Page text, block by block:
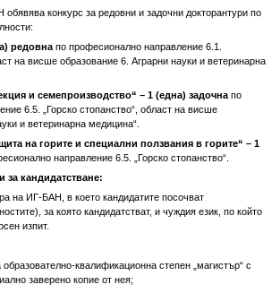
обявява конкурс за редовни и задочни докторантури по
редовнапо професионално направление 6.1.
на висше образование 6. Аграрни науки и ветеринарна
и семепроизводство“ – 1 (една) задочнапо
6.5. „Горско стопанство“, област на висше
и ветеринарна медицина“.
на горите и специални ползвания в горите“ – 1
направление 6.5. „Горско стопанство“.
за кандидатстване:
на ИГ-БАН, в което кандидатите посочват
за която кандидатстват, и чуждия език, по който
изпит.
квалификационна степен „магистър“ с
заверено копие от нея;